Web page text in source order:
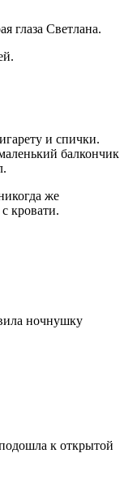
глаза Светлана.
и спички.
балкончик
же
кровати.
ночнушку
к открытой